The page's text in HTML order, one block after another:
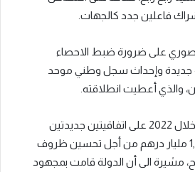
فاعلين جدد كالجهات.
على ضرورة ضبط الاحصاء
جديدة وإحداث سجل وطني موحد
والذي أعطيت انطلاقته.
وأضافت أنه تم التوقيع خلال 2022 على اتفاقيتين جديدتين
بتكلفة إجمالية تقدر ب 1,5 مليار درهم من أجل تحسين ظروف
مشيرة الى أن الدولة قامت بمجهود